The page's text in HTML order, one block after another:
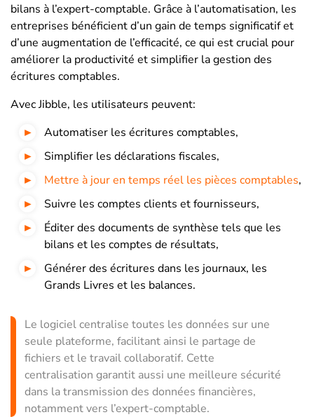
bilans à l’expert-comptable. Grâce à l’automatisation, les
entreprises bénéficient d’un gain de temps significatif et
d’une augmentation de l’efficacité, ce qui est crucial pour
améliorer la productivité et simplifier la gestion des
écritures comptables.
Avec Jibble, les utilisateurs peuvent:
Automatiser les écritures comptables,
Simplifier les déclarations fiscales,
Mettre à jour en temps réel les pièces comptables,
Suivre les comptes clients et fournisseurs,
Éditer des documents de synthèse tels que les
bilans et les comptes de résultats,
Générer des écritures dans les journaux, les
Grands Livres et les balances.
Le logiciel centralise toutes les données sur une
seule plateforme, facilitant ainsi le partage de
fichiers et le travail collaboratif. Cette
centralisation garantit aussi une meilleure sécurité
dans la transmission des données financières,
notamment vers l’expert-comptable.